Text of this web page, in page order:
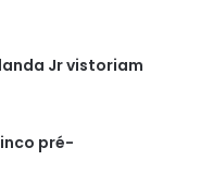
Jr vistoriam
pré-